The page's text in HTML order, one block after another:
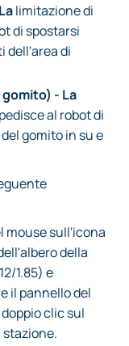
limitazione di
di spostarsi
dell'area di
- La
al robot di
gomito in su e
mouse sull'icona
della
1.85) e
il pannello del
clic sul
stazione.